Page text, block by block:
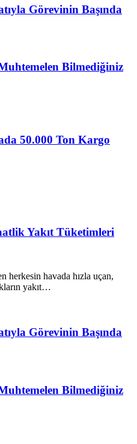
Görevinin Başında
Bilmediğiniz
50.000 Ton Kargo
Yakıt Tüketimleri
herkesin havada hızla uçan,
yakıt…
Görevinin Başında
Bilmediğiniz